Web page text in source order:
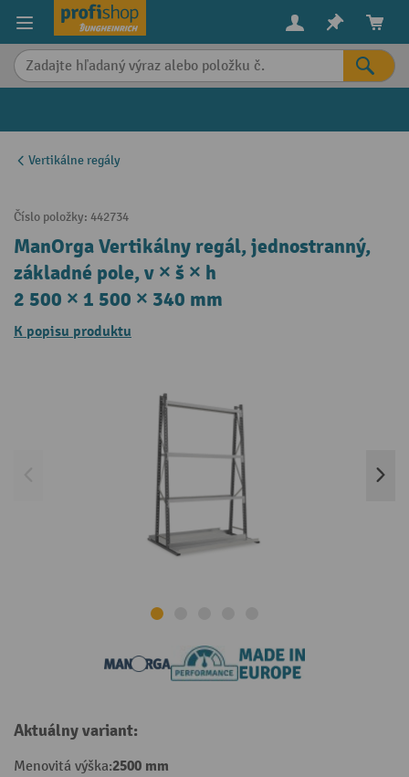
content
Vertikálne regály
Číslo položky: 442734
ManOrga Vertikálny regál, jednostranný,
základné pole, v × š × h
2 500 × 1 500 × 340 mm
K popisu produktu
Aktuálny variant:
Menovitá výška:2500 mm